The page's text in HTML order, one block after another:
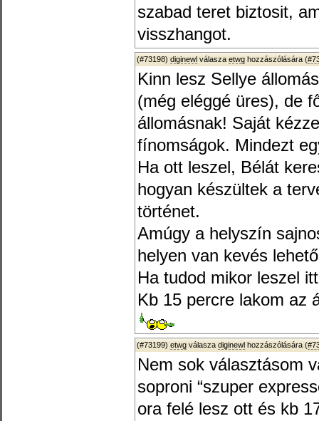
szabad teret biztosit,
visszhangot.
(#73198) diginewl válasza etwg hozzászólására (
Kinn lesz Sellye
(még eléggé üres), de
állomásnak! Saját
fínomságok. Mindezt
Ha ott leszel, Bélát
hogyan készültek a
történet.
Amúgy a helyszín
helyen van kevés
Ha tudod mikor leszel
Kb 15 percre lakom az
(#73199) etwg válasza diginewl hozzászólására (
Nem sok választásom
soproni “szuper
ora felé lesz ott és kb